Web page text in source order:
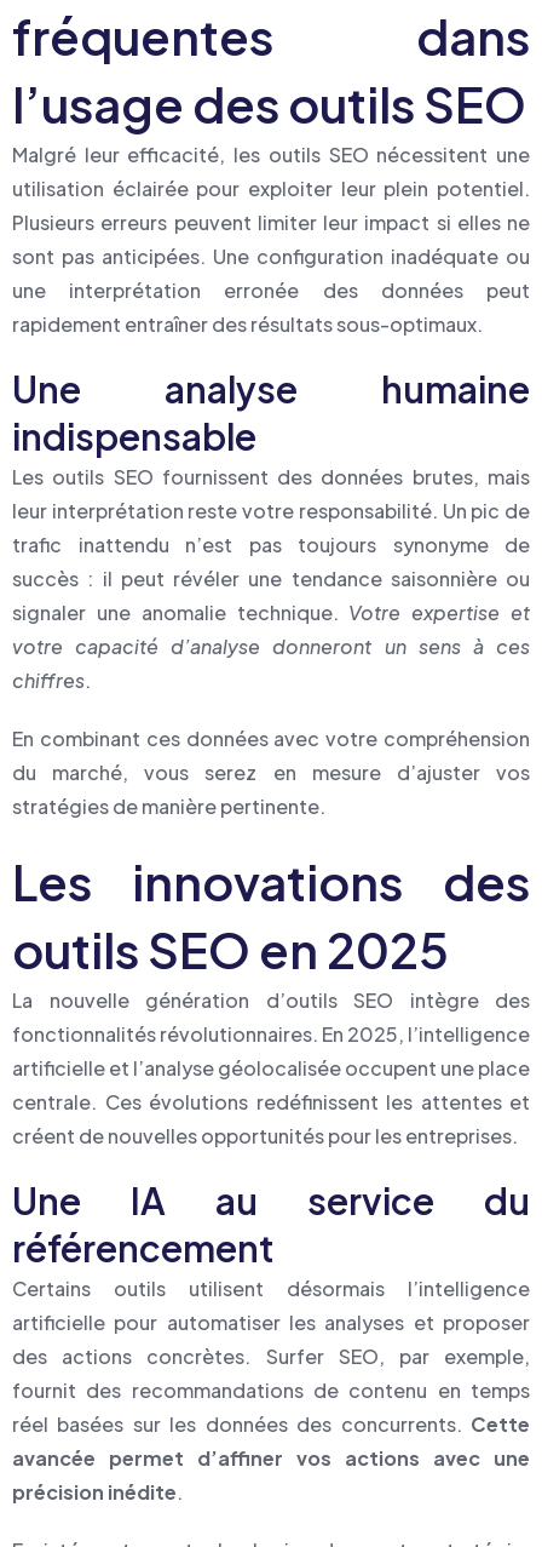
fréquentes dans
l’usage des outils SEO
Malgré leur efficacité, les outils SEO nécessitent une
utilisation éclairée pour exploiter leur plein potentiel.
Plusieurs erreurs peuvent limiter leur impact si elles ne
sont pas anticipées. Une configuration inadéquate ou
une interprétation erronée des données peut
rapidement entraîner des résultats sous-optimaux.
Une analyse humaine
indispensable
Les outils SEO fournissent des données brutes, mais
leur interprétation reste votre responsabilité. Un pic de
trafic inattendu n’est pas toujours synonyme de
succès : il peut révéler une tendance saisonnière ou
signaler une anomalie technique. Votre expertise et
votre capacité d’analyse donneront un sens à ces
chiffres.
En combinant ces données avec votre compréhension
du marché, vous serez en mesure d’ajuster vos
stratégies de manière pertinente.
Les innovations des
outils SEO en 2025
La nouvelle génération d’outils SEO intègre des
fonctionnalités révolutionnaires. En 2025, l’intelligence
artificielle et l’analyse géolocalisée occupent une place
centrale. Ces évolutions redéfinissent les attentes et
créent de nouvelles opportunités pour les entreprises.
Une IA au service du
référencement
Certains outils utilisent désormais l’intelligence
artificielle pour automatiser les analyses et proposer
des actions concrètes. Surfer SEO, par exemple,
fournit des recommandations de contenu en temps
réel basées sur les données des concurrents. Cette
avancée permet d’affiner vos actions avec une
précision inédite.